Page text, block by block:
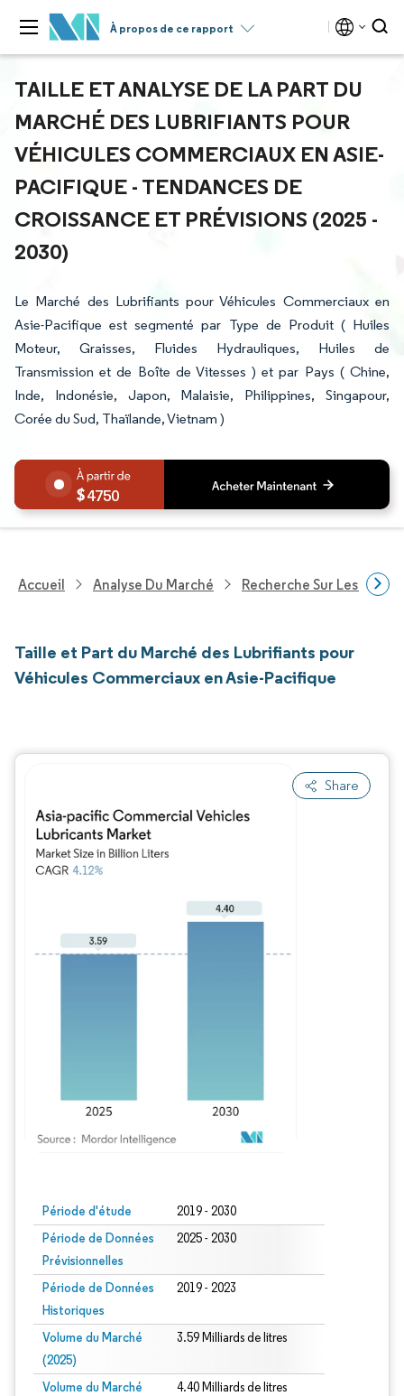
À propos de ce rapport
TAILLE ET ANALYSE DE LA PART DU
MARCHÉ DES LUBRIFIANTS POUR
VÉHICULES COMMERCIAUX EN ASIE-
PACIFIQUE - TENDANCES DE
CROISSANCE ET PRÉVISIONS (2025 -
2030)
Le Marché des Lubrifiants pour Véhicules Commerciaux en
Asie-Pacifique est segmenté par Type de Produit ( Huiles
Moteur, Graisses, Fluides Hydrauliques, Huiles de
Transmission et de Boîte de Vitesses ) et par Pays ( Chine,
Inde, Indonésie, Japon, Malaisie, Philippines, Singapour,
Corée du Sud, Thaïlande, Vietnam )
4750
Accueil Analyse Du Marché Recherche Sur Les
Taille et Part du Marché des Lubrifiants pour
Véhicules Commerciaux en Asie-Pacifique
Share
Période d'étude 2019 - 2030
Période de Données
Prévisionnelles
2025 - 2030
Période de Données
Historiques
2019 - 2023
Volume du Marché
(2025)
3.59 Milliards de litres
Volume du Marché
4.40 Milliards de litres